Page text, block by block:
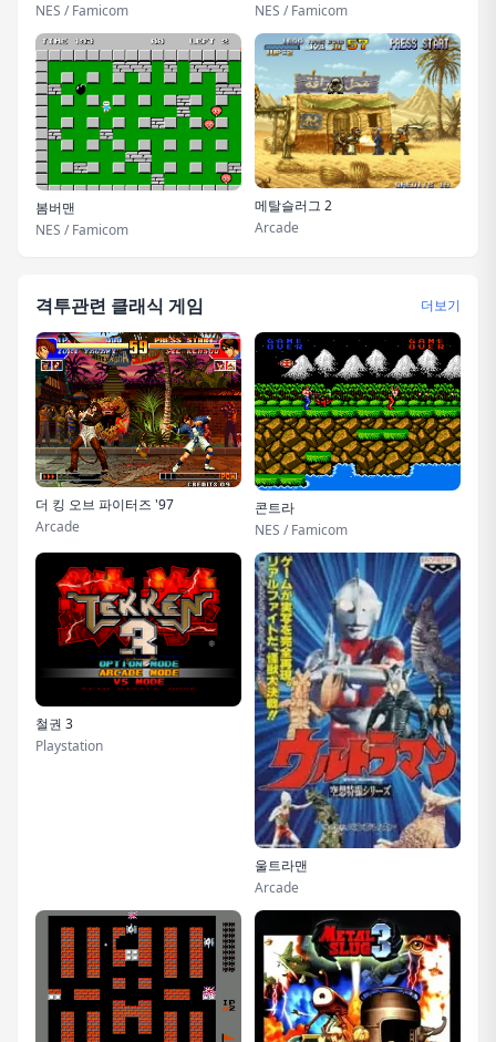
NES / Famicom
NES / Famicom
봄버맨
NES / Famicom
메탈슬러그 2
Arcade
격투관련 클래식 게임 더보기
더 킹 오브 파이터즈 '97
Arcade
콘트라
NES / Famicom
철권 3
Playstation
울트라맨
Arcade